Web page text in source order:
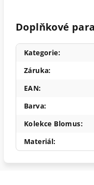
Doplňkové
Kategorie:
Záruka:
EAN:
Barva:
Kolekce Blomus:
Materiál: